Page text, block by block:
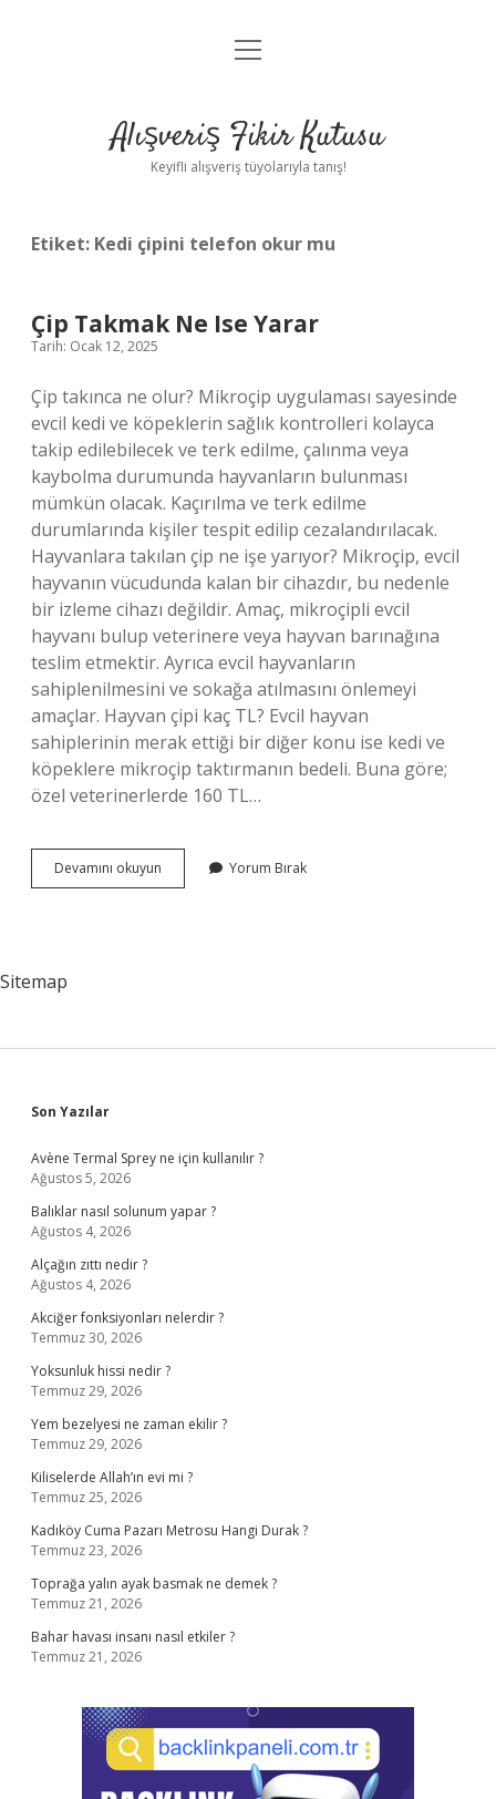
Anasayfa
Yasal Uyarı
menüyü
Alışveriş Fikir Kutusu
Keyifli alışveriş tüyolarıyla tanış!
Etiket: Kedi çipini telefon okur mu
Çip Takmak Ne Ise Yarar
Tarih: Ocak 12, 2025
Çip takınca ne olur? Mikroçip uygulaması sayesinde
evcil kedi ve köpeklerin sağlık kontrolleri kolayca
takip edilebilecek ve terk edilme, çalınma veya
kaybolma durumunda hayvanların bulunması
mümkün olacak. Kaçırılma ve terk edilme
durumlarında kişiler tespit edilip cezalandırılacak.
Hayvanlara takılan çip ne işe yarıyor? Mikroçip, evcil
hayvanın vücudunda kalan bir cihazdır, bu nedenle
bir izleme cihazı değildir. Amaç, mikroçipli evcil
hayvanı bulup veterinere veya hayvan barınağına
teslim etmektir. Ayrıca evcil hayvanların
sahiplenilmesini ve sokağa atılmasını önlemeyi
amaçlar. Hayvan çipi kaç TL? Evcil hayvan
sahiplerinin merak ettiği bir diğer konu ise kedi ve
köpeklere mikroçip taktırmanın bedeli. Buna göre;
özel veterinerlerde 160 TL…
Devamını okuyun
Takmak
Yorum Bırak
Sitemap
Sidebar
Son Yazılar
Avène Termal Sprey ne için kullanılır ?
Ağustos 5, 2026
Balıklar nasıl solunum yapar ?
Ağustos 4, 2026
Alçağın zıttı nedir ?
Ağustos 4, 2026
Akciğer fonksiyonları nelerdir ?
Temmuz 30, 2026
Yoksunluk hissi nedir ?
Temmuz 29, 2026
Yem bezelyesi ne zaman ekilir ?
Temmuz 29, 2026
Kiliselerde Allah’ın evi mi ?
Temmuz 25, 2026
Kadıköy Cuma Pazarı Metrosu Hangi Durak ?
Temmuz 23, 2026
Toprağa yalın ayak basmak ne demek ?
Temmuz 21, 2026
Bahar havası insanı nasıl etkiler ?
Temmuz 21, 2026